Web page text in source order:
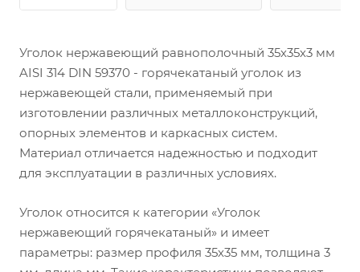
Уголок нержавеющий равнополочный 35х35х3 мм
AISI 314 DIN 59370 - горячекатаный уголок из
нержавеющей стали, применяемый при
изготовлении различных металлоконструкций,
опорных элементов и каркасных систем.
Материал отличается надежностью и подходит
для эксплуатации в различных условиях.
Уголок относится к категории «Уголок
нержавеющий горячекатаный» и имеет
параметры: размер профиля 35х35 мм, толщина 3